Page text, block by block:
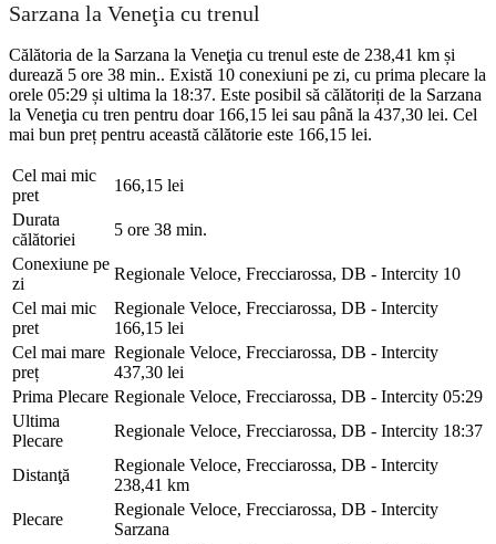
Sarzana la Veneţia cu trenul
Călătoria de la Sarzana la Veneţia cu trenul este de 238,41 km și
durează 5 ore 38 min.. Există 10 conexiuni pe zi, cu prima plecare la
orele 05:29 și ultima la 18:37. Este posibil să călătoriți de la Sarzana
la Veneţia cu tren pentru doar 166,15 lei sau până la 437,30 lei. Cel
mai bun preț pentru această călătorie este 166,15 lei.
Cel mai mic
pret
166,15 lei
Durata
călătoriei
5 ore 38 min.
Conexiune pe
zi
Regionale Veloce, Frecciarossa, DB - Intercity 10
Cel mai mic
pret
Regionale Veloce, Frecciarossa, DB - Intercity
166,15 lei
Cel mai mare
preț
Regionale Veloce, Frecciarossa, DB - Intercity
437,30 lei
Prima Plecare Regionale Veloce, Frecciarossa, DB - Intercity 05:29
Ultima
Plecare
Regionale Veloce, Frecciarossa, DB - Intercity 18:37
Distanţă
Regionale Veloce, Frecciarossa, DB - Intercity
238,41 km
Plecare
Regionale Veloce, Frecciarossa, DB - Intercity
Sarzana